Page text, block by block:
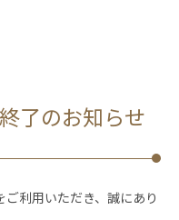
了のお知らせ
利用いただき、誠にあり